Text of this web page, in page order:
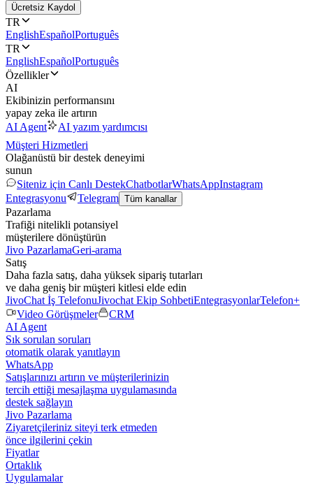
Ücretsiz Kaydol
TR
EnglishEspañolPortuguês
TR
EnglishEspañolPortuguês
Özellikler
AI
Ekibinizin performansını
yapay zeka ile artırın
AI Agent
AI yazım yardımcısı
Müşteri Hizmetleri
Olağanüstü bir destek deneyimi
sunun
Siteniz için Canlı DestekChatbotlarWhatsAppInstagram
Entegrasyonu
Telegram Tüm kanallar
Pazarlama
Trafiği nitelikli potansiyel
müşterilere dönüştürün
Jivo PazarlamaGeri-arama
Satış
Daha fazla satış, daha yüksek sipariş tutarları
ve daha geniş bir müşteri kitlesi elde edin
JivoChat İş TelefonuJivochat Ekip SohbetiEntegrasyonlarTelefon+
Video Görüşmeler
CRM
AI Agent
Sık sorulan soruları
otomatik olarak yanıtlayın
WhatsApp
Satışlarınızı artırın ve müşterilerinizin
tercih ettiği mesajlaşma uygulamasında
destek sağlayın
Jivo Pazarlama
Ziyaretçileriniz siteyi terk etmeden
önce ilgilerini çekin
Fiyatlar
Ortaklık
Uygulamalar